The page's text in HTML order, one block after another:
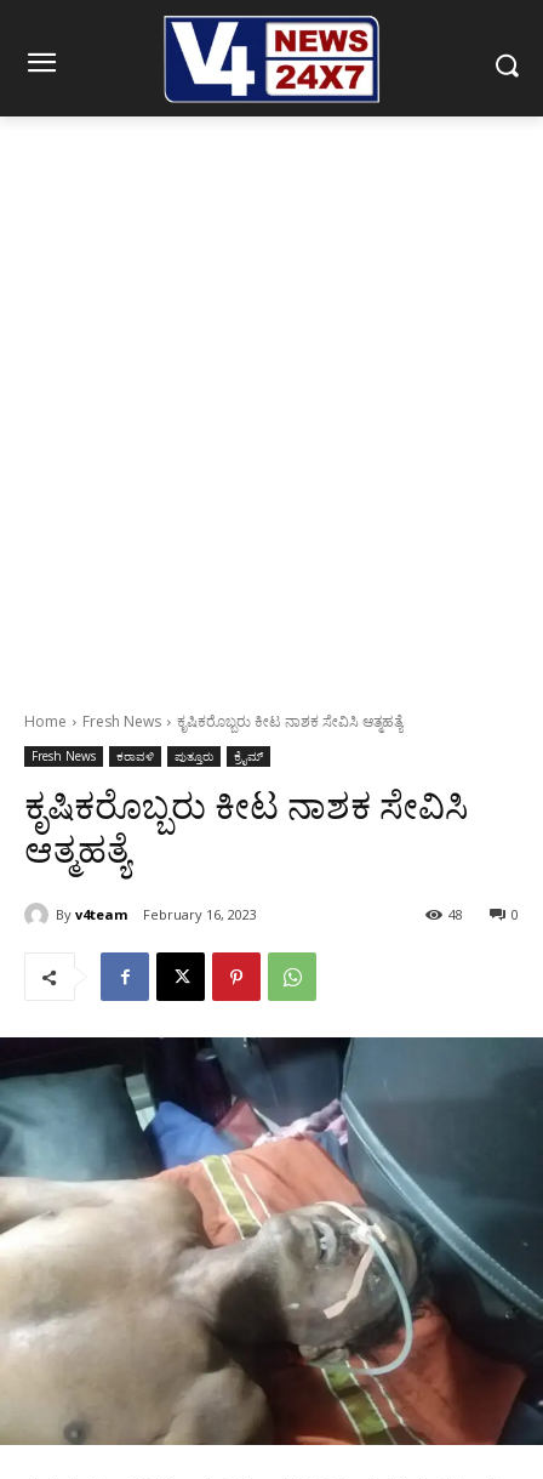
Home Fresh News ಕೃಷಿಕರೊಬ್ಬರು ಕೀಟ ನಾಶಕ ಸೇವಿಸಿ ಆತ್ಮಹತ್ಯೆ
Fresh News ಕರಾವಳಿ ಪುತ್ತೂರು ಕ್ರೈಮ್
ಕೃಷಿಕರೊಬ್ಬರು ಕೀಟ ನಾಶಕ ಸೇವಿಸಿ
ಆತ್ಮಹತ್ಯೆ
By v4team February 16, 2023 0
48